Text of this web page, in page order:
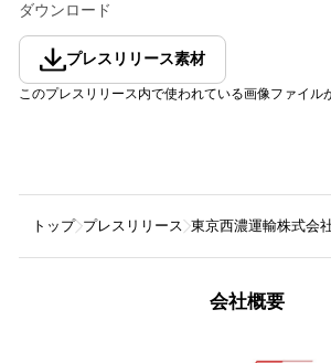
ダウンロード
プレスリリース素材
このプレスリリース内で使われている画像ファイル
トップ プレスリリース 東京西濃運輸株式会
会社概要